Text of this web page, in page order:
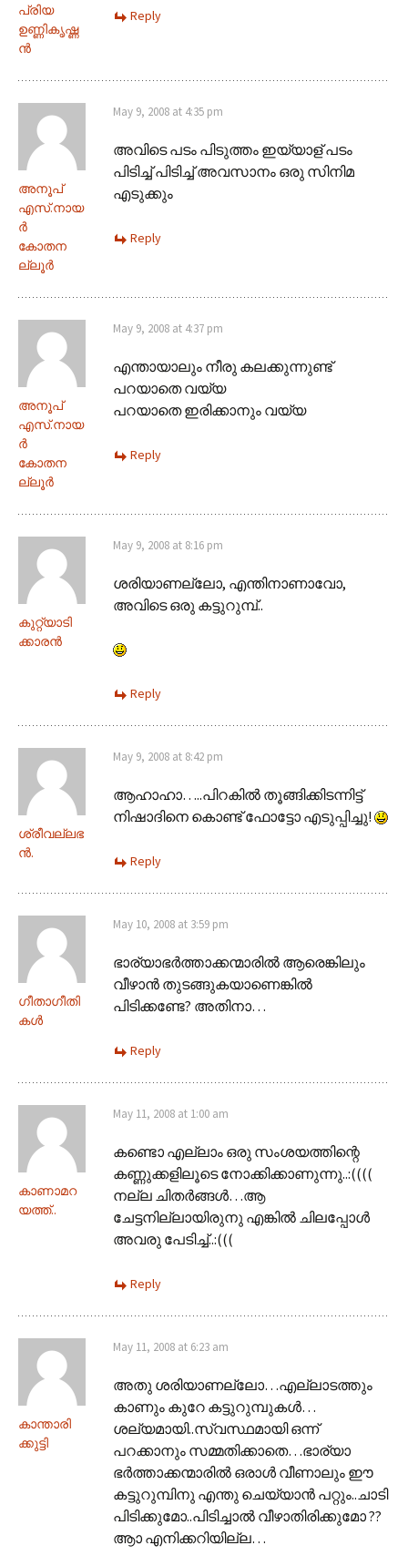
പ്രിയ
ഉണ്ണികൃഷ്ണ
ന്‍
Reply
അനൂപ്‌
എസ്‌.നായ
ര്‍
കോതന
ല്ലൂര്‍
May 9, 2008 at 4:35 pm
അവിടെ പടം പിടുത്തം ഇയ്യാള് പടം
പിടിച്ച് പിടിച്ച് അവസാനം ഒരു സിനിമ
എടുക്കും
Reply
അനൂപ്‌
എസ്‌.നായ
ര്‍
കോതന
ല്ലൂര്‍
May 9, 2008 at 4:37 pm
എന്തായാലും നീരു കലക്കുന്നുണ്ട്
പറയാതെ വയ്യ
പറയാതെ ഇരിക്കാനും വയ്യ
Reply
കുറ്റ്യാടി
ക്കാരന്‍
May 9, 2008 at 8:16 pm
ശരിയാണല്ലോ, എന്തിനാണാവോ,
അവിടെ ഒരു കട്ടുറുമ്പ്..
Reply
ശ്രീവല്ലഭ
ന്‍.
May 9, 2008 at 8:42 pm
ആഹാഹാ…..പിറകില്‍ തൂങ്ങിക്കിടന്നിട്ട്
നിഷാദിനെ കൊണ്ട് ഫോട്ടോ എടുപ്പിച്ചു!
Reply
ഗീതാഗീതി
കള്‍
May 10, 2008 at 3:59 pm
ഭാര്യാഭര്‍ത്താക്കന്മാരില്‍ ആരെങ്കിലും
വീഴാന്‍ തുടങ്ങുകയാണെങ്കില്‍
പിടിക്കണ്ടേ? അതിനാ…
Reply
കാണാമറ
യത്ത്..
May 11, 2008 at 1:00 am
കണ്ടൊ എല്ലാം ഒരു സംശയത്തിന്റെ
കണ്ണുക്കളിലൂടെ നോക്കിക്കാണുന്നു..:((((
നല്ല ചിതര്‍ങ്ങള്‍…ആ
ചേട്ടനില്ലായിരുനു എങ്കില്‍ ചിലപ്പോള്‍
അവരു പേടിച്ച്..:(((
Reply
കാന്താരി
ക്കുട്ടി
May 11, 2008 at 6:23 am
അതു ശരിയാണല്ലോ…എല്ലാടത്തും
കാണും കുറേ കട്ടുറുമ്പുകള്‍…
ശല്യമായി..സ്വസ്ഥമായി ഒന്ന്
പറക്കാനും സമ്മതിക്കാതെ…ഭാര്യാ
ഭര്‍ത്താക്കന്മാരില്‍ ഒരാള്‍ വീണാലും ഈ
കട്ടുറുമ്പിനു എന്തു ചെയ്യാന്‍ പറ്റും..ചാടി
പിടിക്കുമോ..പിടിച്ചാല്‍ വീഴാതിരിക്കുമോ ??
ആ‍ാ എനിക്കറിയില്ല…